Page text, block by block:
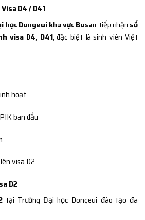
D4 / D41
học Dongeui khu vực Busan tiếp nhận số
visa D4, D41, đặc biệt là sinh viên Việt
hoạt
ban đầu
visa D2
D2
tại Trường Đại học Dongeui đào tạo đa